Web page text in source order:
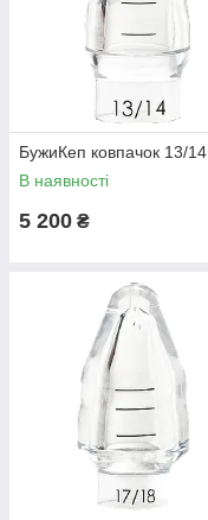
БужиКеп ковпачок 13/14
В наявності
5 200 ₴